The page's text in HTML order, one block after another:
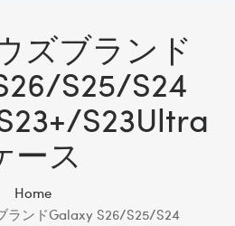
ズブランド
S25/S24
S23Ultra
ース
Home
ランドGalaxy S26/S25/S24